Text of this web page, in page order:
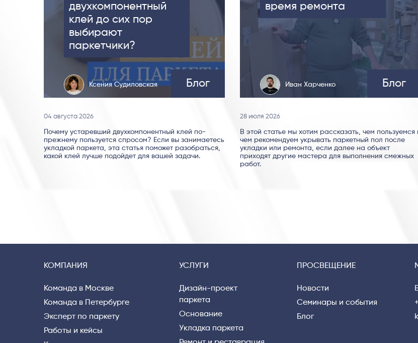
двухкомпонентный
клей до сих пор
выбирают
паркетчики?
Ксения Судиловская Блог
04 августа 2026
Почему устаревший двухкомпонентный клей по-
прежнему пользуется спросом? Если вы занимаетесь
укладкой паркета, эта статья поможет разобраться,
какой клей лучше подойдет для вашей задачи.
время ремонта
Иван Харченко Блог
28 июля 2026
В этой статье мы хотим рассказать, чем пользуемся
чем рекомендуем укрывать паркетный пол после
укладки или ремонта, если далее на объект
приходят другие мастера для выполнения смежных
работ.
КОМПАНИЯ
Команда в Москве
Команда в Петербурге
Эксперт по паркету
Работы и кейсы
УСЛУГИ
Дизайн-проект
паркета
Основание
Укладка паркета
ПРОСВЕЩЕНИЕ
Новости
Семинары и события
Блог